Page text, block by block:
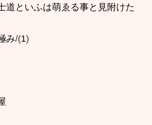
道といふは萌ゑる事と見附けた
み/(1)